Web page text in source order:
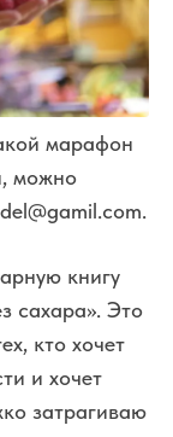
марафон
можно
книгу
сахара». Это
кто хочет
и хочет
затрагиваю